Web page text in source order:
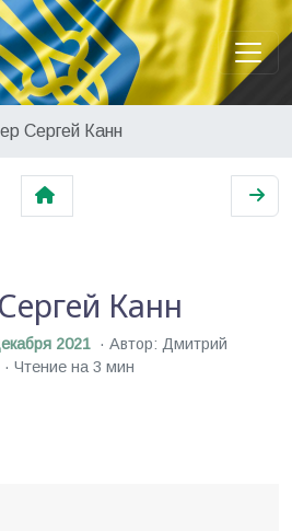
Сергей Канн
Канн
2021
Автор: Дмитрий
Чтение на 3 мин